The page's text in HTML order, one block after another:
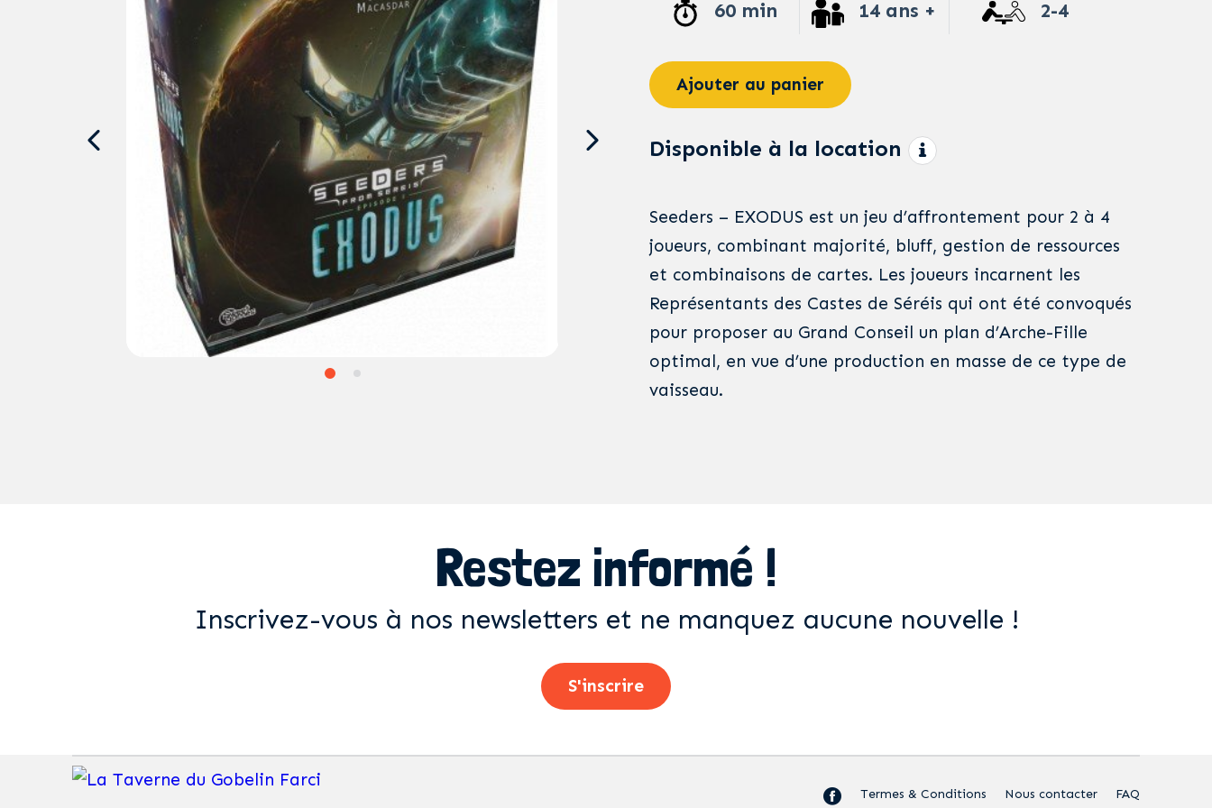
60 min 14 ans + 2-4
Ajouter au panier
Disponible à la location
Seeders – EXODUS est un jeu d’affrontement pour 2 à 4
joueurs, combinant majorité, bluff, gestion de ressources
et combinaisons de cartes. Les joueurs incarnent les
Représentants des Castes de Séréis qui ont été convoqués
pour proposer au Grand Conseil un plan d’Arche-Fille
optimal, en vue d’une production en masse de ce type de
vaisseau.
Restez informé !
Inscrivez-vous à nos newsletters et ne manquez aucune nouvelle !
S'inscrire
Termes & Conditions Nous contacter FAQ